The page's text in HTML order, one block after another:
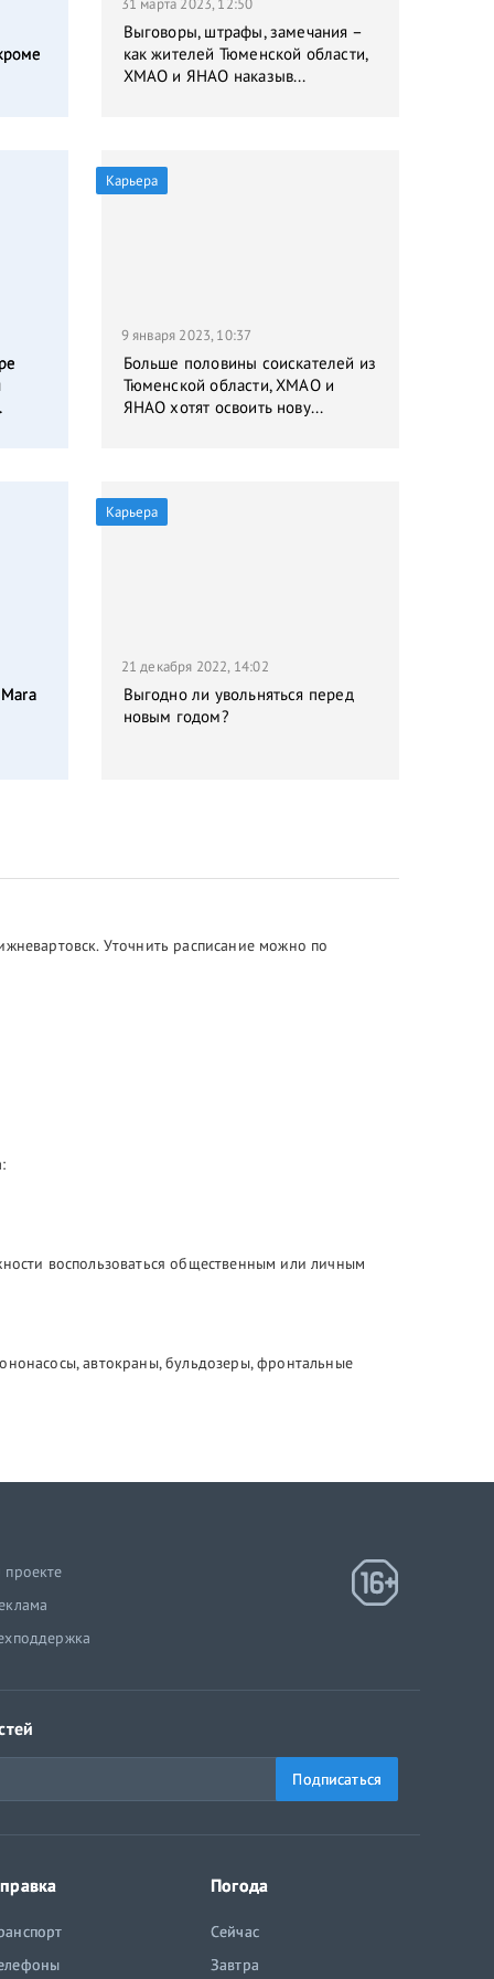
31 марта 2023, 12:50
Выговоры, штрафы, замечания –
как жителей Тюменской области,
ХМАО и ЯНАО наказыв...
Карьера
9 января 2023, 10:37
Больше половины соискателей из
Тюменской области, ХМАО и
ЯНАО хотят освоить нову...
Карьера
21 декабря 2022, 14:02
Выгодно ли увольняться перед
новым годом?
Уточнить расписание можно по
воспользоваться общественным или личным
автокраны, бульдозеры, фронтальные
проекте
Подписаться
Погода
Сейчас
Завтра